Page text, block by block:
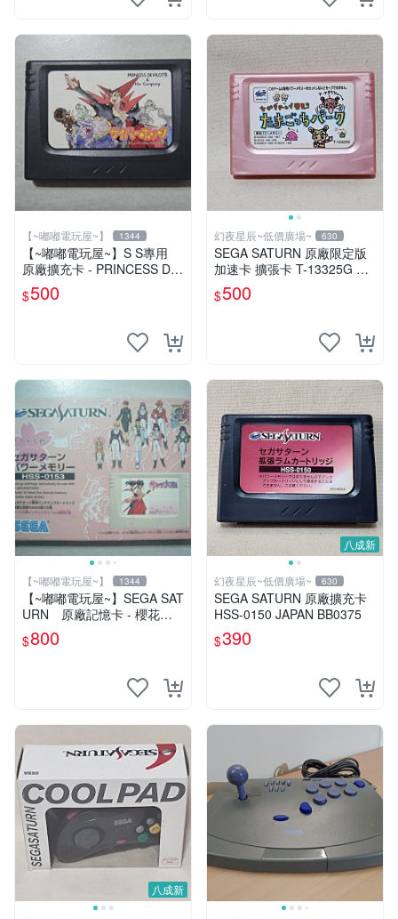
【~嘟嘟電玩屋~】 1344
【~嘟嘟電玩屋~】S S專用
原廠擴充卡 - PRINCESS DE
$500
幻夜星辰~低價廣場~ 630
SEGA SATURN 原廠限定版
加速卡 擴張卡 T-13325G 日
本製 BB0191
$500
【~嘟嘟電玩屋~】 1344
【~嘟嘟電玩屋~】SEGA SAT
URN 原廠記憶卡 - 櫻花大
戰 款
$800
八成新
幻夜星辰~低價廣場~ 630
SEGA SATURN 原廠擴充卡
HSS-0150 JAPAN BB0375
$390
八成新